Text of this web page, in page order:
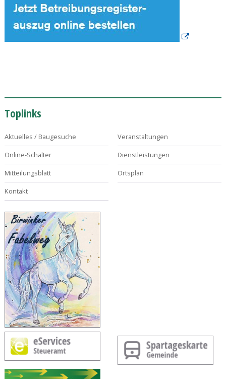
Toplinks
Aktuelles / Baugesuche
Veranstaltungen
Online-Schalter
Dienstleistungen
Mitteilungsblatt
Ortsplan
Kontakt